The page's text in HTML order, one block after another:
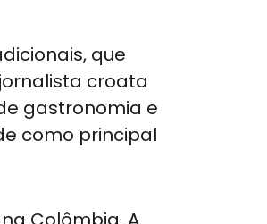
que
croata
gastronomia e
como principal